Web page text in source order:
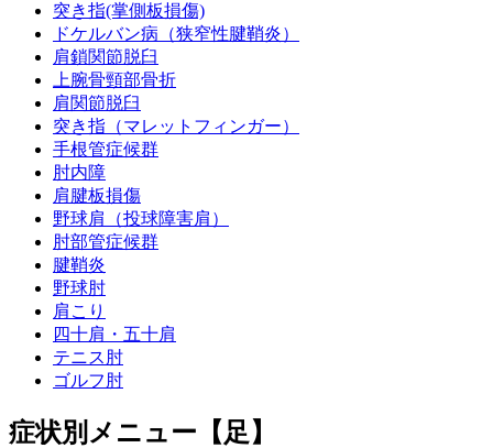
突き指(掌側板損傷)
ドケルバン病（狭窄性腱鞘炎）
肩鎖関節脱臼
上腕骨頸部骨折
肩関節脱臼
突き指（マレットフィンガー）
手根管症候群
肘内障
肩腱板損傷
野球肩（投球障害肩）
肘部管症候群
腱鞘炎
野球肘
肩こり
四十肩・五十肩
テニス肘
ゴルフ肘
症状別メニュー【足】